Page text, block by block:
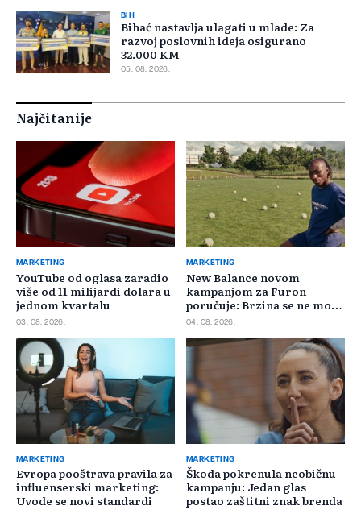
BIH
Bihać nastavlja ulagati u mlade: Za
razvoj poslovnih ideja osigurano
32.000 KM
05. 08. 2026.
Najčitanije
MARKETING
YouTube od oglasa zaradio
više od 11 milijardi dolara u
jednom kvartalu
03. 08. 2026.
MARKETING
New Balance novom
kampanjom za Furon
poručuje: Brzina se ne može
požuriti
04. 08. 2026.
MARKETING
Evropa pooštrava pravila za
influenserski marketing:
Uvode se novi standardi
MARKETING
Škoda pokrenula neobičnu
kampanju: Jedan glas
postao zaštitni znak brenda